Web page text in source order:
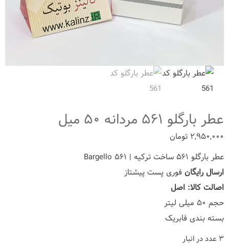
عطر بارگلو ۵۶۱ مردانه ۵۰ میل
۲,۹۵۰,۰۰۰ تومان
عطر بارگلو ۵۶۱ ساخت ترکیه | Bargello ۵۶۱
ارسال رایگان فوری پست پیشتاز
اصالت کالا: اصل
حجم ۵۰ میلی لیتر
بسته بندی فابریک
۳ عدد در انبار